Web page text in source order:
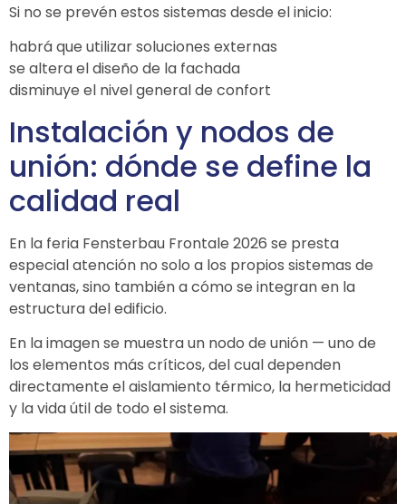
Si no se prevén estos sistemas desde el inicio:
habrá que utilizar soluciones externas
se altera el diseño de la fachada
disminuye el nivel general de confort
Instalación y nodos de
unión: dónde se define la
calidad real
En la feria Fensterbau Frontale 2026 se presta
especial atención no solo a los propios sistemas de
ventanas, sino también a cómo se integran en la
estructura del edificio.
En la imagen se muestra un nodo de unión — uno de
los elementos más críticos, del cual dependen
directamente el aislamiento térmico, la hermeticidad
y la vida útil de todo el sistema.